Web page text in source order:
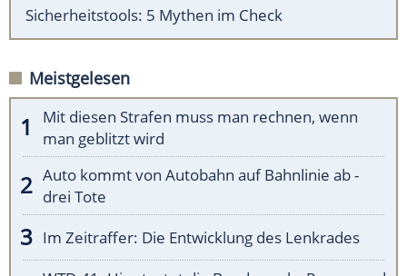
Sicherheitstools: 5 Mythen im Check
Meistgelesen
Mit diesen Strafen muss man rechnen, wenn
man geblitzt wird
Auto kommt von Autobahn auf Bahnlinie ab -
drei Tote
Im Zeitraffer: Die Entwicklung des Lenkrades